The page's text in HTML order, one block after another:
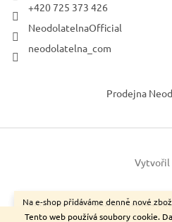
Tento web používá soubory cookie.
Na e-shop přidáváme denně nové
neváhejte kontaktovat.
+420 725 373 426
NeodolatelnaOfficial
neodolatelna_com
Prodejna
Vytvořil
Copyright 2026